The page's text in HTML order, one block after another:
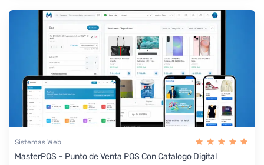
Sistemas Web
MasterPOS – Punto de Venta POS Con Catalogo Digital